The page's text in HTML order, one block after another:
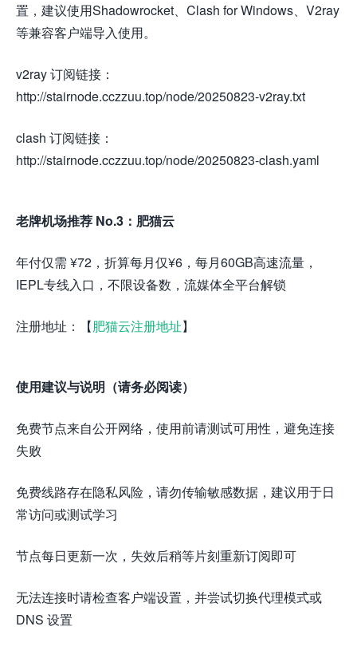
置，建议使用Shadowrocket、Clash for Windows、V2ray
等兼容客户端导入使用。
v2ray 订阅链接：
http://stairnode.cczzuu.top/node/20250823-v2ray.txt
clash 订阅链接：
http://stairnode.cczzuu.top/node/20250823-clash.yaml
老牌机场推荐 No.3：肥猫云
年付仅需 ¥72，折算每月仅¥6，每月60GB高速流量，
IEPL专线入口，不限设备数，流媒体全平台解锁
注册地址：【肥猫云注册地址】
使用建议与说明（请务必阅读）
免费节点来自公开网络，使用前请测试可用性，避免连接
失败
免费线路存在隐私风险，请勿传输敏感数据，建议用于日
常访问或测试学习
节点每日更新一次，失效后稍等片刻重新订阅即可
无法连接时请检查客户端设置，并尝试切换代理模式或
DNS 设置